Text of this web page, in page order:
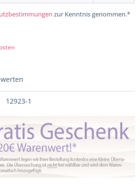
zur Kenntnis genommen.*
12923-1